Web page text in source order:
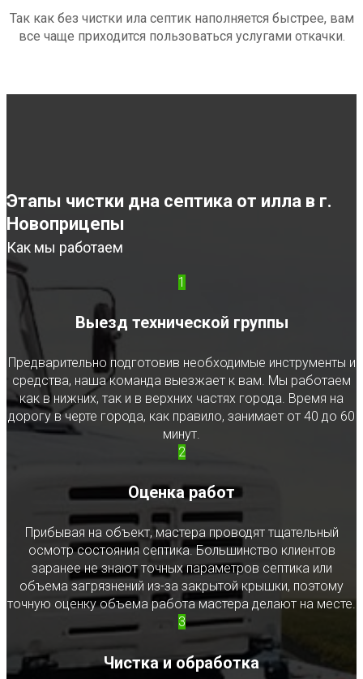
Так как без чистки ила септик наполняется быстрее, вам
все чаще приходится пользоваться услугами откачки.
Этапы чистки дна септика от илла в г.
Новоприцепы
Как мы работаем
1
Выезд технической группы
Предварительно подготовив необходимые инструменты и
средства, наша команда выезжает к вам. Мы работаем
как в нижних, так и в верхних частях города. Время на
дорогу в черте города, как правило, занимает от 40 до 60
минут.
2
Оценка работ
Прибывая на объект, мастера проводят тщательный
осмотр состояния септика. Большинство клиентов
заранее не знают точных параметров септика или
объема загрязнений из-за закрытой крышки, поэтому
точную оценку объема работа мастера делают на месте.
3
Чистка и обработка